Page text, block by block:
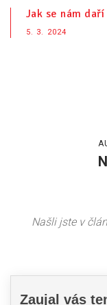
Jak se nám
5. 3. 2024
Našli jste v